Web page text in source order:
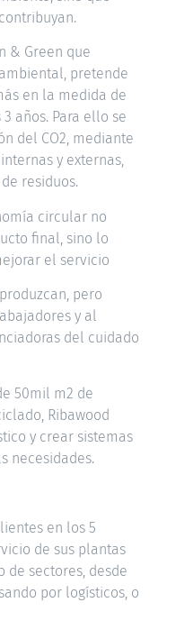
& Green que
pretende
en la medida de
años. Para ello se
del CO2, mediante
y externas,
residuos.
circular no
final, sino lo
el servicio
pero
y al
del cuidado
50mil m2 de
Ribawood
y crear sistemas
necesidades.
en los 5
de sus plantas
de sectores, desde
por logísticos, o